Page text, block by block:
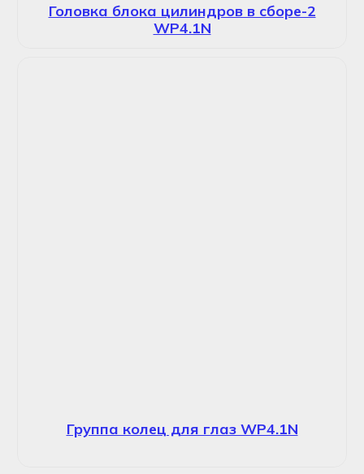
Головка блока цилиндров в сборе-2
WP4.1N
Группа колец для глаз WP4.1N